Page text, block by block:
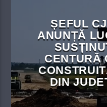
ȘEFUL
ANUNȚĂ
CENTURĂ
DIN